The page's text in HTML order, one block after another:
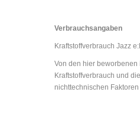
Verbrauchsangaben
Kraftstoffverbrauch Jazz
Von den hier
Kraftstoffverbrauch und
nichttechnischen